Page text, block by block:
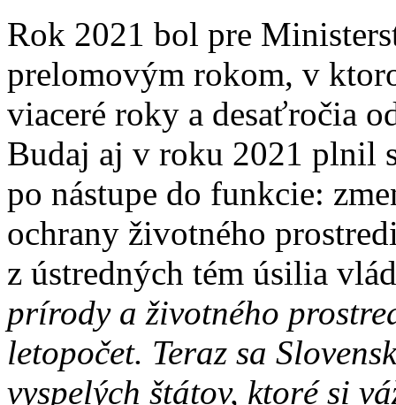
Rok 2021 bol pre
prelomovým rokom, v
viaceré roky a desaťročia
Budaj aj v roku 2021 plnil
po nástupe do funkcie:
ochrany životného
z ústredných tém úsilia
prírody a životného
letopočet. Teraz sa
vyspelých štátov, ktoré si